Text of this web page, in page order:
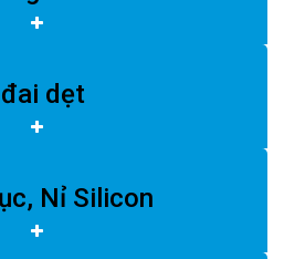
dẹt
Nỉ Silicon